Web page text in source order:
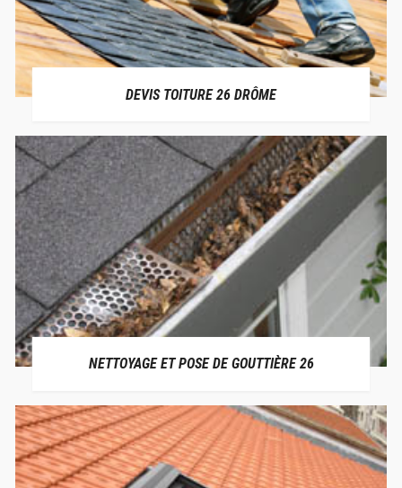
DEVIS TOITURE 26 DRÔME
NETTOYAGE ET POSE DE GOUTTIÈRE 26